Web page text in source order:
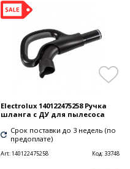
Electrolux 140122475258 Ручка
шланга с ДУ для пылесоса
Срок поставки до 3 недель (по
предоплате)
Art:140122475258 Код: 33748